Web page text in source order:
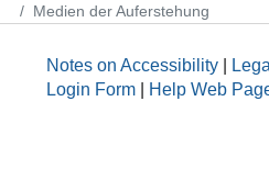
Medien der Auferstehung
Notes on Accessibility
Login Form
Help Web